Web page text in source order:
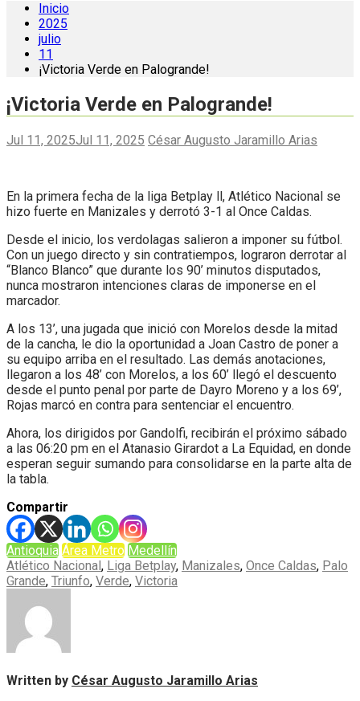
Inicio
2025
julio
11
¡Victoria Verde en Palogrande!
¡Victoria Verde en Palogrande!
Jul 11, 2025Jul 11, 2025 César Augusto Jaramillo Arias
En la primera fecha de la liga Betplay ll, Atlético Nacional se
hizo fuerte en Manizales y derrotó 3-1 al Once Caldas.
Desde el inicio, los verdolagas salieron a imponer su fútbol.
Con un juego directo y sin contratiempos, lograron derrotar al
“Blanco Blanco” que durante los 90’ minutos disputados,
nunca mostraron intenciones claras de imponerse en el
marcador.
A los 13’, una jugada que inició con Morelos desde la mitad
de la cancha, le dio la oportunidad a Joan Castro de poner a
su equipo arriba en el resultado. Las demás anotaciones,
llegaron a los 48’ con Morelos, a los 60’ llegó el descuento
desde el punto penal por parte de Dayro Moreno y a los 69’,
Rojas marcó en contra para sentenciar el encuentro.
Ahora, los dirigidos por Gandolfi, recibirán el próximo sábado
a las 06:20 pm en el Atanasio Girardot a La Equidad, en donde
esperan seguir sumando para consolidarse en la parte alta de
la tabla.
Compartir
Antioquia Área Metro Medellín
Atlético Nacional, Liga Betplay, Manizales, Once Caldas, Palo
Grande, Triunfo, Verde, Victoria
Written by César Augusto Jaramillo Arias